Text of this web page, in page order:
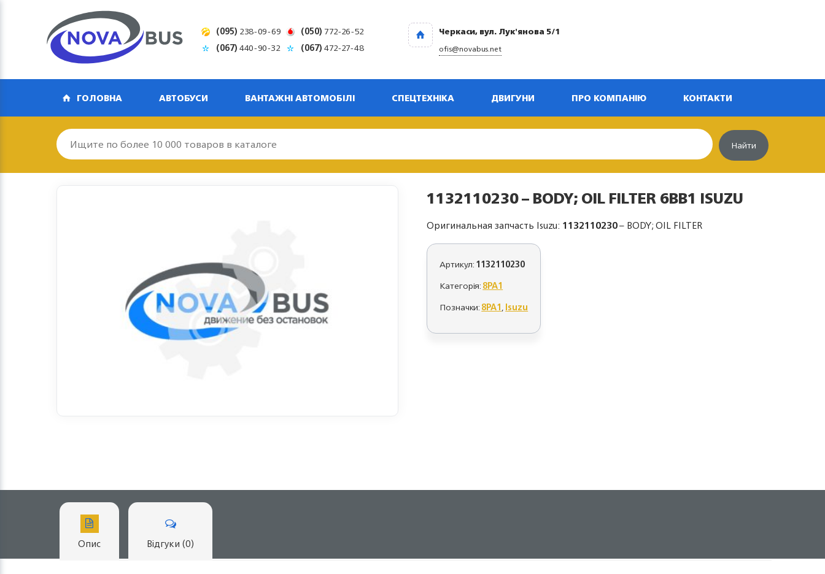
(095) 238-09-69 (050) 772-26-52
(067)440-90-32 (067)472-27-48
Черкаси, вул. Лук'янова 5/1
ofis@novabus.net
ГОЛОВНА АВТОБУСИ ВАНТАЖНІ АВТОМОБІЛІ СПЕЦТЕХНІКА ДВИГУНИ ПРО КОМПАНІЮ КОНТАКТИ
Найти
1132110230 – BODY; OIL FILTER 6BB1 ISUZU
Оригинальная запчасть Isuzu: 1132110230– BODY; OIL FILTER
Артикул:1132110230
Категорія:8PA1
Позначки:8PA1,Isuzu
Опис Відгуки (0)